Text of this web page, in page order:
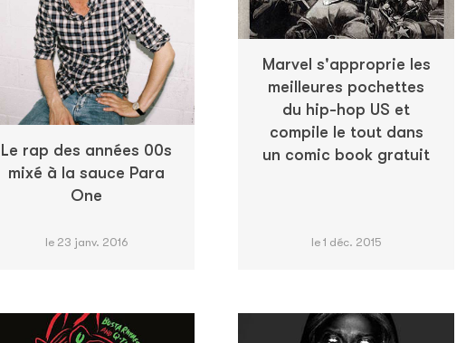
Le rap des années 00s
mixé à la sauce Para
One
le 23 janv. 2016
Marvel s'approprie les
meilleures pochettes
du hip-hop US et
compile le tout dans
un comic book gratuit
le 1 déc. 2015